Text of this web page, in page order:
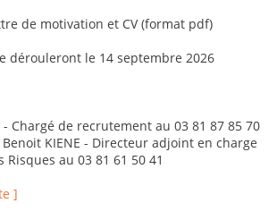
de motivation et CV (format pdf)
dérouleront le 14 septembre 2026
- Chargé de recrutement au 03 81 87 85 70
KIENE - Directeur adjoint en charge
au 03 81 61 50 41
]